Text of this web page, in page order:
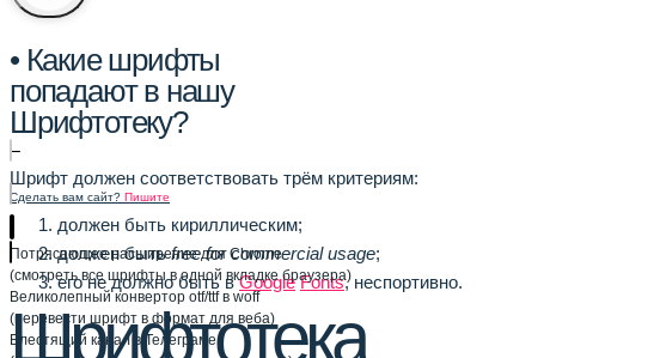
• Какие шрифты
попадают в нашу
Шрифтотеку?
–
Шрифт должен соответствовать трём критериям:
должен быть кириллическим;
должен бытьfree for commercial usage;
его не должно быть вGoogle Fonts, неспортивно.
Потрясающее расширение для Chrome
(смотреть все шрифты в одной вкладке браузера)
Великолепный конвертор otf/ttf в woff
(перевести шрифт в формат для веба)
Блестящий канал в Телеграме
Сделать вам сайт? Пишите
Шрифтотека